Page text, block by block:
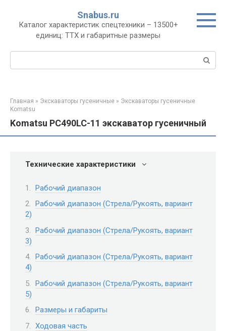
контенту
Snabus.ru
Каталог характеристик спецтехники – 13500+
единиц: ТТХ и габаритные размеры
Главная » Экскаваторы гусеничные » Экскаваторы гусеничные
Komatsu
Komatsu PC490LC-11 экскаватор гусеничный
Технические характеристики
Рабочий диапазон
Рабочий диапазон (Стрела/Рукоять, вариант
2)
Рабочий диапазон (Стрела/Рукоять, вариант
3)
Рабочий диапазон (Стрела/Рукоять, вариант
4)
Рабочий диапазон (Стрела/Рукоять, вариант
5)
Размеры и габариты
Ходовая часть